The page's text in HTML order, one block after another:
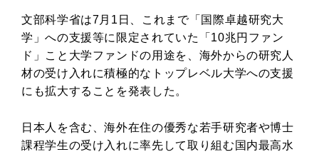
文部科学省は7月1日、これまで「国際卓越研究大
学」への支援等に限定されていた「10兆円ファン
ド」こと大学ファンドの用途を、海外からの研究人
材の受け入れに積極的なトップレベル大学への支援
にも拡大することを発表した。
日本人を含む、海外在住の優秀な若手研究者や博士
課程学生の受け入れに率先して取り組む国内最高水